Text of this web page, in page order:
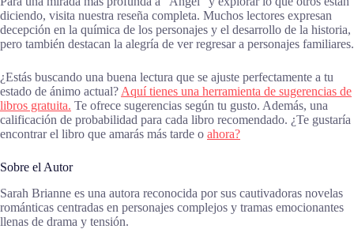
diciendo, visita nuestra reseña completa. Muchos lectores expresan
decepción en la química de los personajes y el desarrollo de la historia,
pero también destacan la alegría de ver regresar a personajes familiares.
¿Estás buscando una buena lectura que se ajuste perfectamente a tu
estado de ánimo actual? Aquí tienes una herramienta de sugerencias de
libros gratuita. Te ofrece sugerencias según tu gusto. Además, una
calificación de probabilidad para cada libro recomendado. ¿Te gustaría
encontrar el libro que amarás más tarde o ahora?
Sobre el Autor
Sarah Brianne es una autora reconocida por sus cautivadoras novelas
románticas centradas en personajes complejos y tramas emocionantes
llenas de drama y tensión.